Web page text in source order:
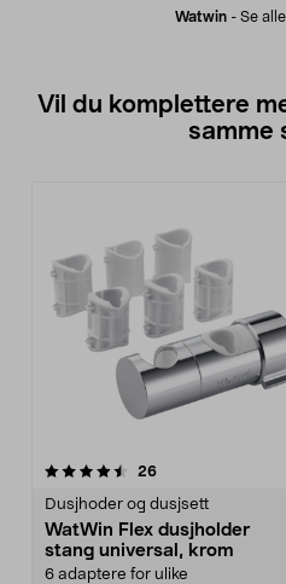
Watwin- Se
Vil du komplettere
samme
26anmeldelser
Dusjhoder og dusjsett
WatWin Flex dusjholder
stang universal, krom
6 adaptere for ulike